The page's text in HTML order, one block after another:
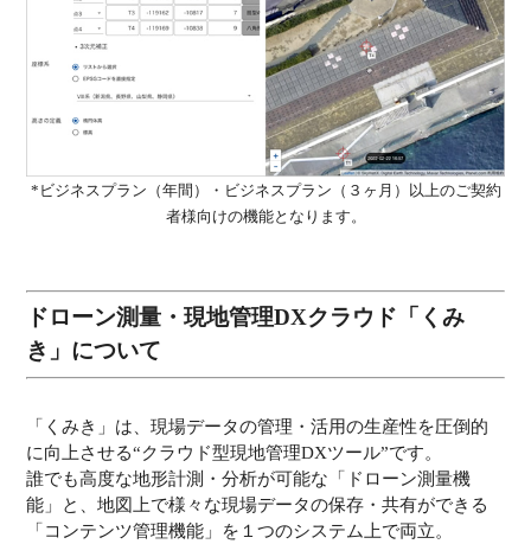
*ビジネスプラン（年間）・ビジネスプラン（３ヶ月）以上のご契約
者様向けの機能となります。
ドローン測量・現地管理DXクラウド「くみ
き」について
「くみき」は、現場データの管理・活用の生産性を圧倒的
に向上させる“クラウド型現地管理DXツール”です。
誰でも高度な地形計測・分析が可能な「ドローン測量機
能」と、地図上で様々な現場データの保存・共有ができる
「コンテンツ管理機能」を１つのシステム上で両立。